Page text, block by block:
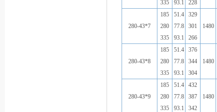
335
93.1
228
280-43*7
185
280
335
51.4
77.8
93.1
329
301
266
1480
280-43*8
185
280
335
51.4
77.8
93.1
376
344
304
1480
280-43*9
185
280
335
51.4
77.8
93.1
432
387
342
1480